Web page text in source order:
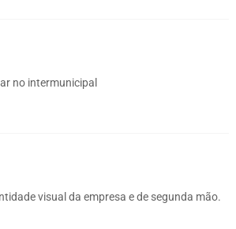
no intermunicipal
visual da empresa e de segunda mão.